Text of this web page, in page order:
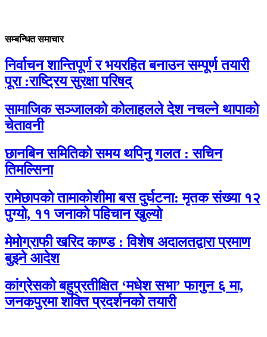
सम्बन्धित समाचार
निर्वाचन शान्तिपूर्ण र भयरहित बनाउन सम्पूर्ण तयारी
पूरा :राष्ट्रिय सुरक्षा परिषद्
सामाजिक सञ्जालको कोलाहलले देश नचल्ने थापाको
चेतावनी
छानबिन समितिको समय थपिनु गलत : सचिन
तिमल्सिना
रामेछापको तामाकोशीमा बस दुर्घटना: मृतक संख्या १२
पुग्यो, ११ जनाको पहिचान खुल्यो
मेमोग्राफी खरिद काण्ड : विशेष अदालतद्वारा प्रमाण
बुझ्ने आदेश
कांग्रेसको बहुप्रतीक्षित ‘मधेश सभा’ फागुन ६ मा,
जनकपुरमा शक्ति प्रदर्शनको तयारी